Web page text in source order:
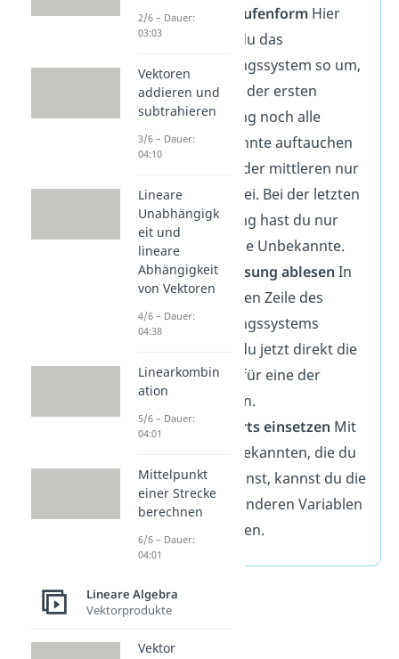
ZeilenstufenformHier
formst du das
Gleichungssystem so um,
dass bei der ersten
Gleichung noch alle
Unbekannte auftauchen
und bei der mittleren nur
noch zwei. Bei der letzten
Gleichung hast du nur
noch eine Unbekannte.
Erste Lösung ablesen In
der dritten Zeile des
Gleichungssystems
findest du jetzt direkt die
Lösung für eine der
Variablen.
Rückwärts einsetzen Mit
der Unbekannten, die du
jetzt kennst, kannst du die
beiden anderen Variablen
berechnen.
2/6 – Dauer:
03:03
Vektoren
addieren und
subtrahieren
3/6 – Dauer:
04:10
Lineare
Unabhängigk
eit und
lineare
Abhängigkeit
von Vektoren
4/6 – Dauer:
04:38
Linearkombin
ation
5/6 – Dauer:
04:01
Mittelpunkt
einer Strecke
berechnen
6/6 – Dauer:
04:01
Lineare Algebra
Vektorprodukte
Vektor